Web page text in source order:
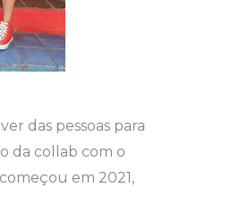
das pessoas para
da collab com o
em 2021,